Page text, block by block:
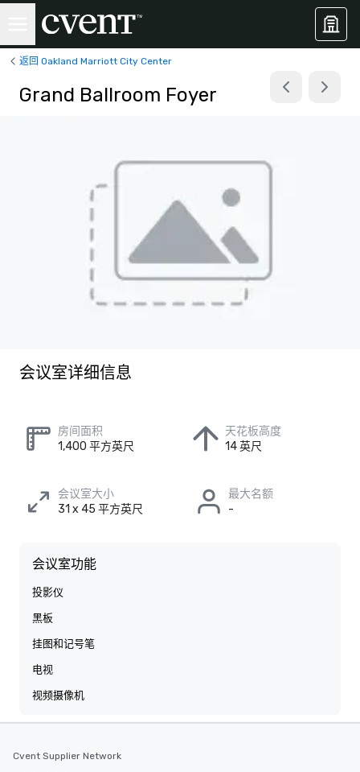
返回 Oakland Marriott City Center
Grand Ballroom Foyer
会议室详细信息
房间面积
1,400 平方英尺
天花板高度
14 英尺
会议室大小
31 x 45 平方英尺
最大名额
-
会议室功能
投影仪
黑板
挂图和记号笔
电视
视频摄像机
Cvent Supplier Network